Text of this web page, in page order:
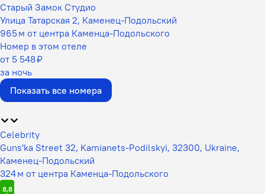
Старый Замок Студио
Улица Татарская 2, Каменец-Подольский
965 м от центра Каменца-Подольского
Номер в этом отеле
от 5 548 ₽
за ночь
Показать все номера
Celebrity
Guns'ka Street 32, Kamianets-Podilskyi, 32300, Ukraine,
Каменец-Подольский
324 м от центра Каменца-Подольского
8,8